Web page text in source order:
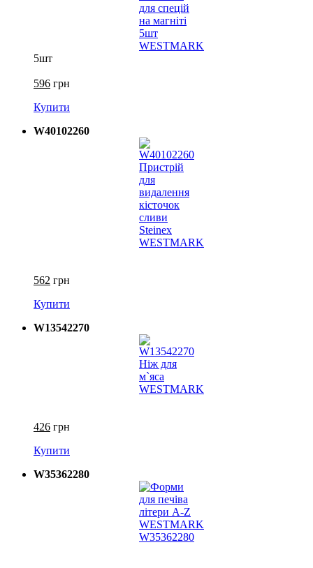
5шт
596 грн
Купити
W40102260
562 грн
Купити
W13542270
426 грн
Купити
W35362280